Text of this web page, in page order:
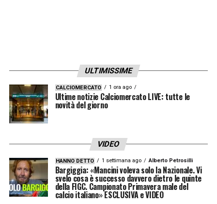
LA PLAYLIST DELLE NOSTRE TOP NEWS
ULTIMISSIME
CALCIOMERCATO 1 ora ago
Ultime notizie Calciomercato LIVE: tutte le
novità del giorno
VIDEO
HANNO DETTO 1 settimana ago Alberto Petrosilli
Bargiggia: «Mancini voleva solo la Nazionale. Vi
svelo cosa è successo davvero dietro le quinte
della FIGC. Campionato Primavera male del
calcio italiano» ESCLUSIVA e VIDEO